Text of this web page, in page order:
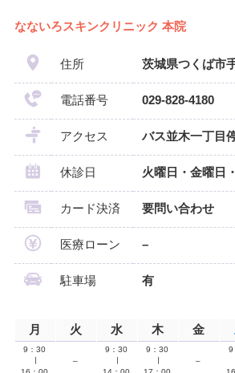
なないろスキンクリニック 本院
住所 茨城県つくば市
電話番号 029-828-4180
アクセス バス並木一丁目
休診日 火曜日・金曜日
カード決済 要問い合わせ
医療ローン –
駐車場 有
月 火 水 木 金
9：30
–
9：30
9：30
–
9